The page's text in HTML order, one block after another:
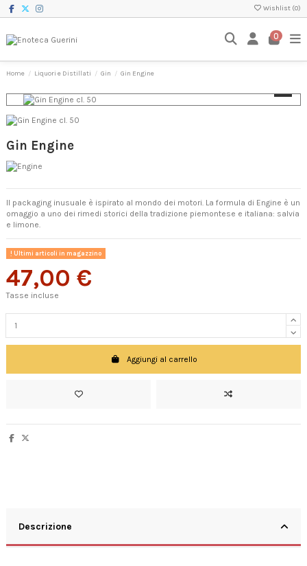
Wishlist (0)
0
Home Liquori e Distillati Gin Gin Engine
Gin Engine
Il packaging inusuale è ispirato al mondo dei motori. La formula di Engine è un
omaggio a uno dei rimedi storici della tradizione piemontese e italiana: salvia
e limone.
Ultimi articoli in magazzino
47,00 €
Tasse incluse
Aggiungi al carrello
Descrizione